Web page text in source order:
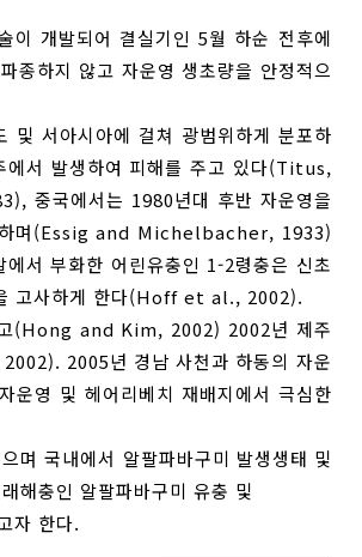
이 개발되어 결실기인 5월 하순 전후에
종하지 않고 자운영 생초량을 안정적으
서아시아에 걸쳐 광범위하게 분포하
서 발생하여 피해를 주고 있다(Titus,
중국에서는 1980년대 후반 자운영을
하며(Essig and Michelbacher, 1933)
서 부화한 어린유충인 1-2령충은 신초
고사하게 한다(Hoff et al., 2002).
고(Hong and Kim, 2002) 2002년 제주
2005년 경남 사천과 하동의 자운
영 및 헤어리베치 재배지에서 극심한
며 국내에서 알팔파바구미 발생생태 및
해충인 알팔파바구미 유충 및
자 한다.